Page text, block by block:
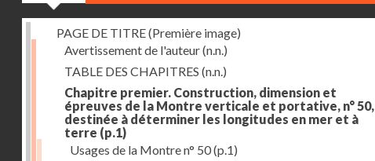
PAGE DE TITRE (Première image)
Avertissement de l'auteur(n.n.)
TABLE DES CHAPITRES (n.n.)
Chapitre premier. Construction, dimension et
épreuves de la Montre verticale et portative, n° 50,
destinée à déterminer les longitudes en mer et à
terre (p.1)
Usages de la Montre n° 50(p.1)